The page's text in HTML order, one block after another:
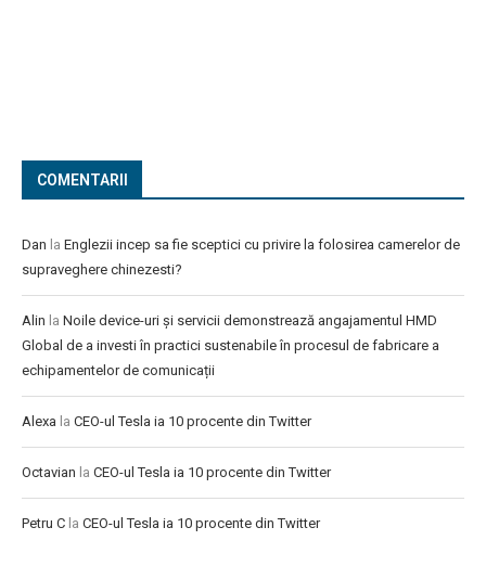
COMENTARII
Dan la Englezii incep sa fie sceptici cu privire la folosirea camerelor de
supraveghere chinezesti?
Alin la Noile device-uri și servicii demonstrează angajamentul HMD
Global de a investi în practici sustenabile în procesul de fabricare a
echipamentelor de comunicații
Alexa la CEO-ul Tesla ia 10 procente din Twitter
Octavian la CEO-ul Tesla ia 10 procente din Twitter
Petru C la CEO-ul Tesla ia 10 procente din Twitter